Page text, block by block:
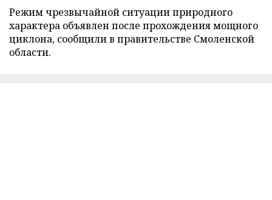
Режим чрезвычайной ситуации природного
характера объявлен после прохождения мощного
циклона, сообщили в правительстве Смоленской
области.